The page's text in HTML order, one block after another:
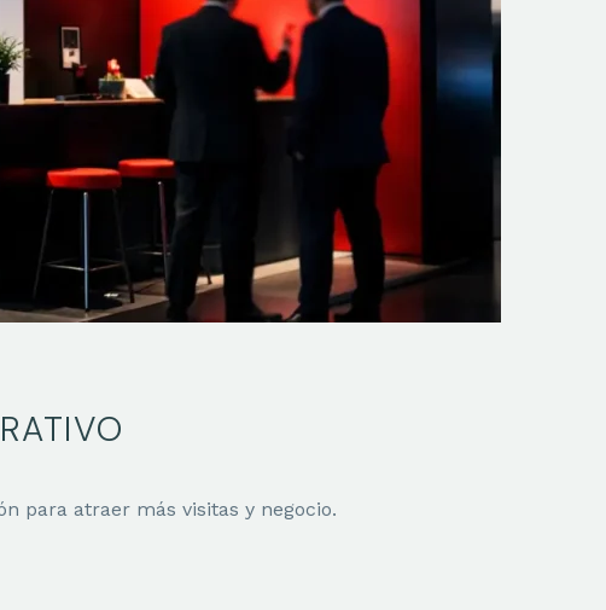
para atraer más visitas y negocio.